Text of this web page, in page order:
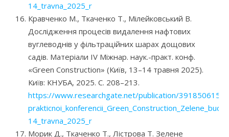
14_travna_2025_r
Кравченко М., Ткаченко Т., Мілейковський В.
Дослідження процесів видалення нафтових
вуглеводнів у фільтраційних шарах дощових
садів. Матеріали IV Міжнар. наук.-практ. конф.
«Green Construction» (Київ, 13–14 травня 2025).
Київ: КНУБА, 2025. С. 208–213.
https://www.researchgate.net/publication/
14_travna_2025_r
Морик Д., Ткаченко Т., Лістрова Т. Зелене